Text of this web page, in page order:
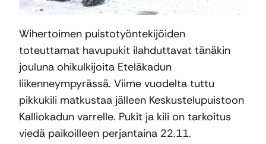
Wihertoimen puistotyöntekijöiden
toteuttamat havupukit ilahduttavat tänäkin
jouluna ohikulkijoita Eteläkadun
liikenneympyrässä. Viime vuodelta tuttu
pikkukili matkustaa jälleen Keskustelupuistoon
Kalliokadun varrelle. Pukit ja kili on tarkoitus
viedä paikoilleen perjantaina 22.11.